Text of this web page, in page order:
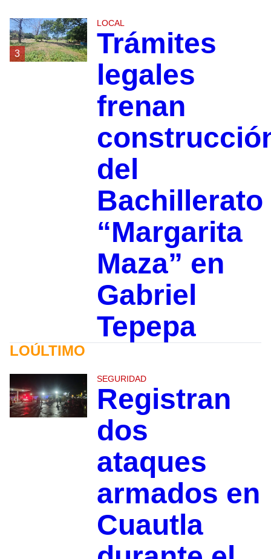
3
LOCAL
Trámites
legales
frenan
del
Bachillerato
“Margarita
Maza” en
Gabriel
Tepepa
LOÚLTIMO
SEGURIDAD
Registran
dos
ataques
armados en
Cuautla